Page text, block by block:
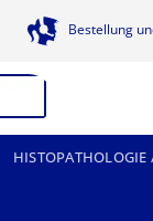
Bestellung